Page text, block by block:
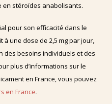
en stéroïdes anabolisants.
pour son efficacité dans le
une dose de 2,5 mg par jour,
des besoins individuels et des
plus d’informations sur le
en France, vous pouvez
en France.